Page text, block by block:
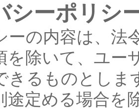
シーポリシ
ーの内容は、法
を除いて、ユー
きるものとしま
途定める場合を